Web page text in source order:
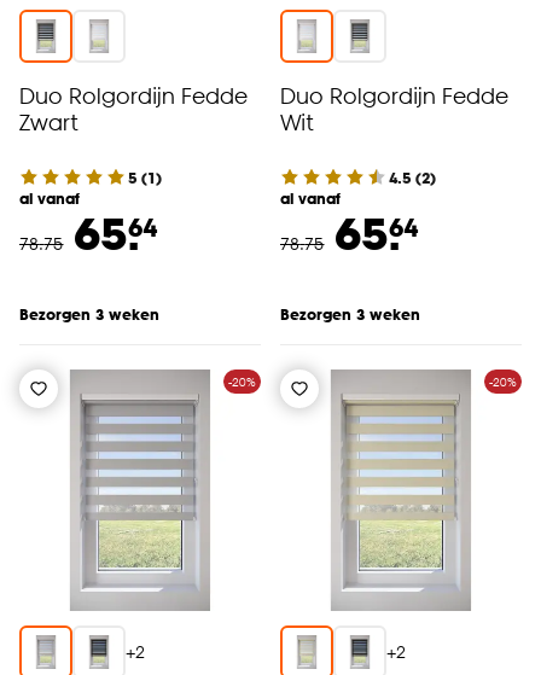
Duo Rolgordijn Fedde
Zwart
5 (1)
al vanaf
78.75 65.64
Bezorgen 3 weken
Duo Rolgordijn Fedde
Wit
4.5 (2)
al vanaf
78.75 65.64
Bezorgen 3 weken
-20%
+2
-20%
+2